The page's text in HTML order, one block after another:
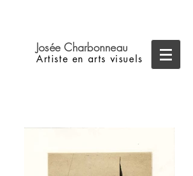
JoséeCharbonneau
Artiste en arts visuels